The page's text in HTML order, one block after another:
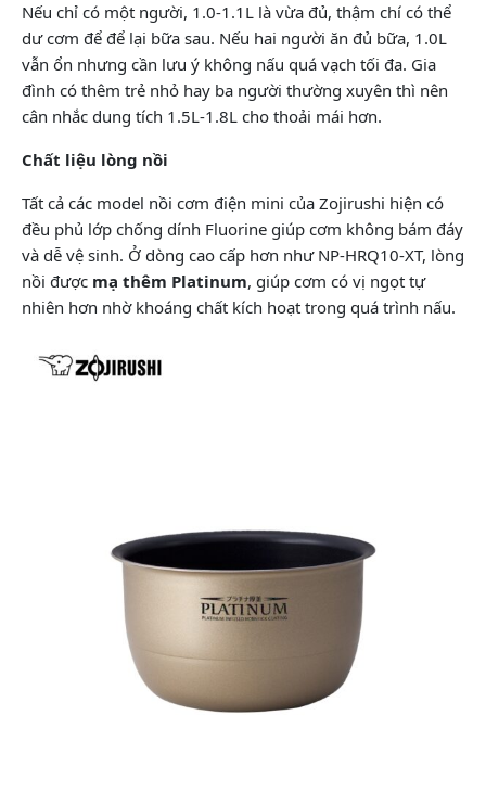
Nếu chỉ có một người, 1.0-1.1L là vừa đủ, thậm chí có thể
dư cơm để để lại bữa sau. Nếu hai người ăn đủ bữa, 1.0L
vẫn ổn nhưng cần lưu ý không nấu quá vạch tối đa. Gia
đình có thêm trẻ nhỏ hay ba người thường xuyên thì nên
cân nhắc dung tích 1.5L-1.8L cho thoải mái hơn.
Chất liệu lòng nồi
Tất cả các model nồi cơm điện mini của Zojirushi hiện có
đều phủ lớp chống dính Fluorine giúp cơm không bám đáy
và dễ vệ sinh. Ở dòng cao cấp hơn như NP-HRQ10-XT, lòng
nồi được mạ thêm Platinum, giúp cơm có vị ngọt tự
nhiên hơn nhờ khoáng chất kích hoạt trong quá trình nấu.